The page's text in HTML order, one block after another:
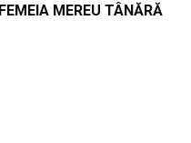
MEREU TÂNĂRĂ